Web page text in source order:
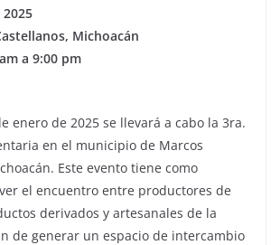
Michoacán
a 9:00 pm
enero de 2025 se llevará a cabo la 3ra.
en el municipio de Marcos
Este evento tiene como
el encuentro entre productores de
derivados y artesanales de la
de generar un espacio de intercambio